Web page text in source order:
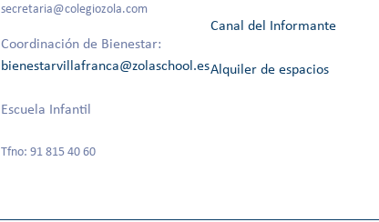
secretaria@colegiozola.com
Coordinación de Bienestar:
bienestarvillafranca@zolaschool.es
Escuela Infantil
Tfno: 91 815 40 60
Canal del Informante
Alquiler de espacios